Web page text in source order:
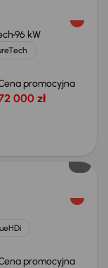
96 kW
promocyjna
000 zł
promocyjna